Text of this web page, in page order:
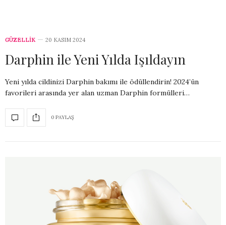
GÜZELLİK 20 KASIM 2024
Darphin ile Yeni Yılda Işıldayın
Yeni yılda cildinizi Darphin bakımı ile ödüllendirin! 2024’ün
favorileri arasında yer alan uzman Darphin formülleri…
0 PAYLAŞ